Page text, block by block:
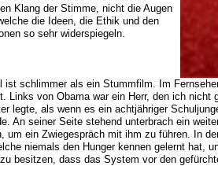
Klang der Stimme, nicht die Augen
die Ideen, die Ethik und den
so sehr widerspiegeln.
ist schlimmer als ein Stummfilm. Im
Links von Obama war ein Herr, den ich nicht
legte, als wenn es ein achtjähriger
An seiner Seite stehend unterbrach ein
um ein Zwiegespräch mit ihm zu führen. In
niemals den Hunger kennen gelernt hat,
besitzen, dass das System vor den